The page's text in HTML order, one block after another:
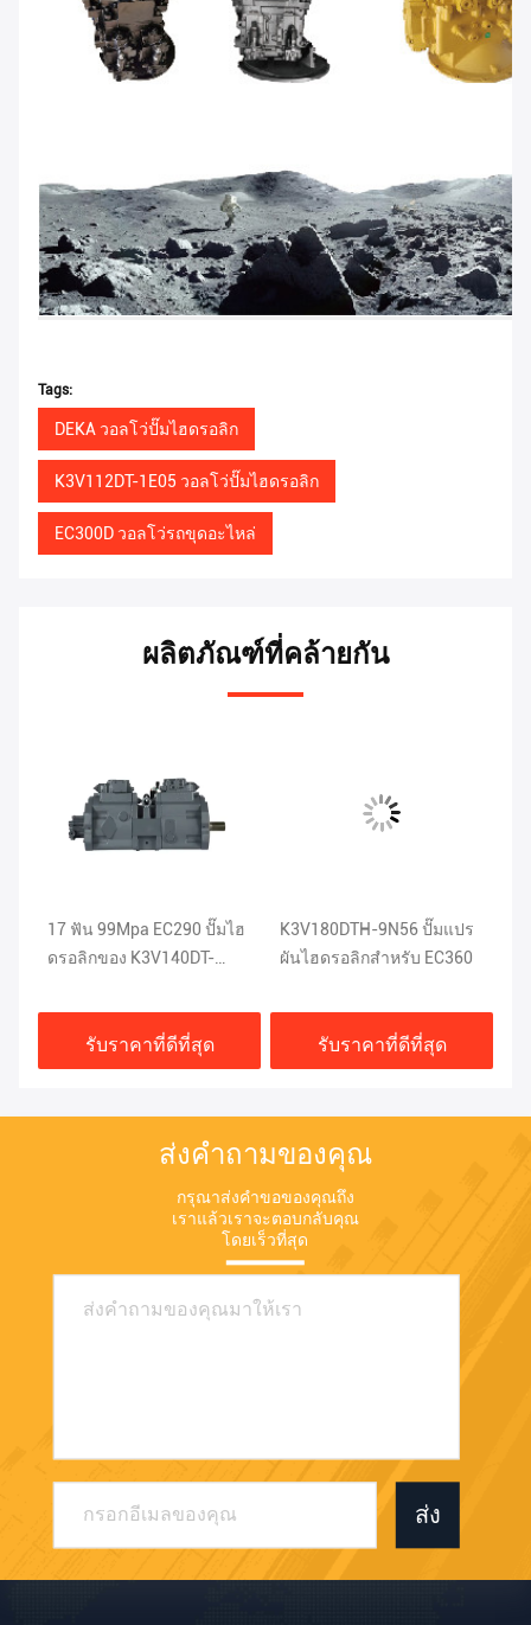
Tags:
DEKA วอลโว่ปั๊มไฮดรอลิก
K3V112DT-1E05 วอลโว่ปั๊มไฮดรอลิก
EC300D วอลโว่รถขุดอะไหล่
ผลิตภัณฑ์ที่คล้ายกัน
17 ฟัน 99Mpa EC290 ปั๊มไฮ
ดรอลิกของ K3V140DT-
รับราคาที่ดีที่สุด
K3V180DTH-9N56 ปั๊มแปร
ผันไฮดรอลิกสำหรับ EC360
รับราคาที่ดีที่สุด
ส่งคำถามของคุณ
กรุณาส่งคำขอของคุณถึง
เราแล้วเราจะตอบกลับคุณ
โดยเร็วที่สุด
ส่ง